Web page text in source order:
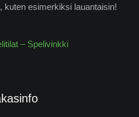
kuten esimerkiksi lauantaisin!
– Spelivinkki